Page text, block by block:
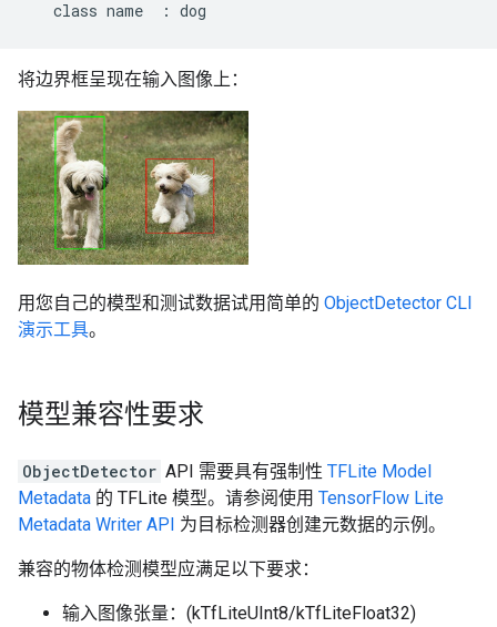
将边界框呈现在输入图像上：
用您自己的模型和测试数据试用简单的 ObjectDetector CLI
演示工具。
模型兼容性要求
ObjectDetector API 需要具有强制性 TFLite Model
Metadata 的 TFLite 模型。请参阅使用 TensorFlow Lite
Metadata Writer API 为目标检测器创建元数据的示例。
兼容的物体检测模型应满足以下要求：
输入图像张量：(kTfLiteUInt8/kTfLiteFloat32)